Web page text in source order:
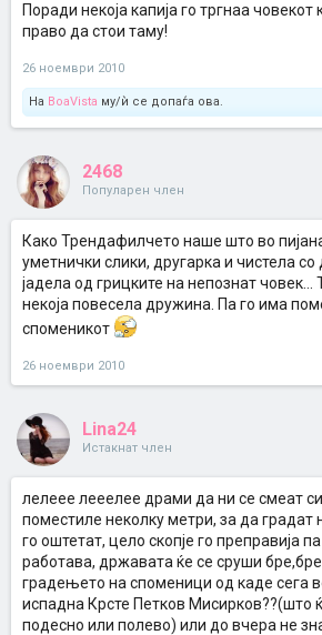
Поради некоја капија го тргнаа човекот
право да стои таму!
26 ноември 2010
На BoaVista му/ѝ се допаѓа ова.
2468
Популарен член
Како Трендафилчето наше што во
уметнички слики, другарка и чистела
јадела од грицките на непознат
некоја повесела дружина. Па го има
споменикот
26 ноември 2010
Lina24
Истакнат член
лелеее лееелее драми да ни се смеат
поместиле неколку метри, за да градат
го оштетат, цело скопје го преправија
работава, државата ќе се сруши
градењето на споменици од каде сега
испадна Крсте Петков Мисирков??(што
подесно или полево) или до вчера не